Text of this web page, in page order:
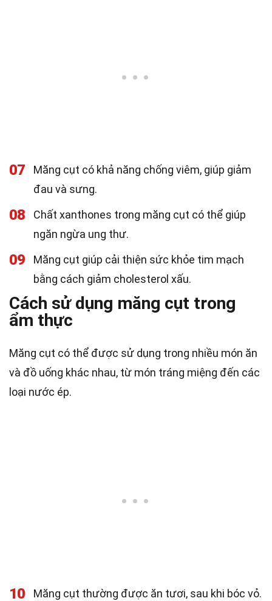
07
Măng cụt có khả năng chống viêm, giúp giảm
đau và sưng.
08
Chất xanthones trong măng cụt có thể giúp
ngăn ngừa ung thư.
09
Măng cụt giúp cải thiện sức khỏe tim mạch
bằng cách giảm cholesterol xấu.
Cách sử dụng măng cụt trong
ẩm thực
Măng cụt có thể được sử dụng trong nhiều món ăn
và đồ uống khác nhau, từ món tráng miệng đến các
loại nước ép.
10 Măng cụt thường được ăn tươi, sau khi bóc vỏ.